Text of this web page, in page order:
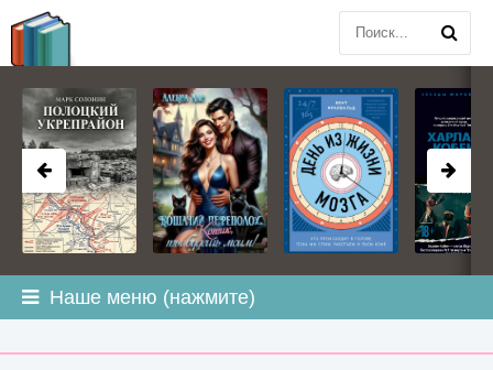
Наше меню (нажмите)
BOOKPLANETA.COM